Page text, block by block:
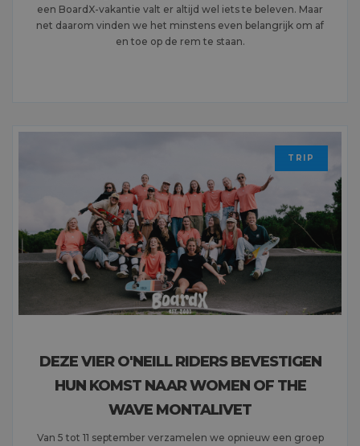
een BoardX-vakantie valt er altijd wel iets te beleven. Maar
net daarom vinden we het minstens even belangrijk om af
en toe op de rem te staan.
TRIP
DEZE VIER O'NEILL RIDERS BEVESTIGEN
HUN KOMST NAAR WOMEN OF THE
WAVE MONTALIVET
Van 5 tot 11 september verzamelen we opnieuw een groep